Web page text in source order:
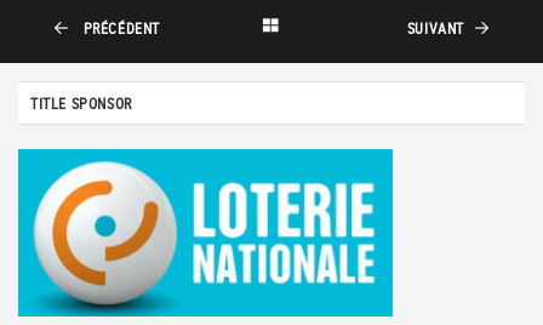
PRÉCÉDENT SUIVANT
TITLE SPONSOR